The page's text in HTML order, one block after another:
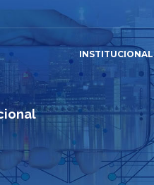
INSTITUCIONAL